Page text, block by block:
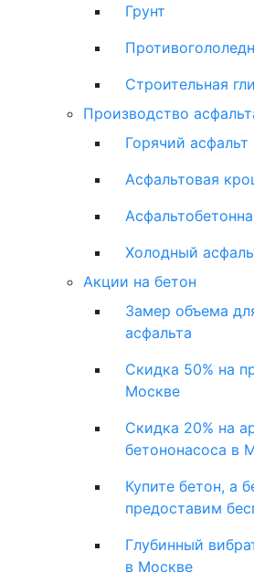
Грунт
Строительная
Производство
Горячий асфальт
Асфальтовая
Холодный
Акции на бетон
Замер объема
асфальта
Скидка 50% на
Москве
Скидка 20% на
бетононасоса в
Купите бетон, а
предоставим
Глубинный
в Москве